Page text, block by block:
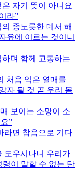
자기 뜻이 아니요
라
종노릇한 데서 해
유에 이르는 것이니
며 함께 고통하는
처음 익은 열매를
자 될 것 곧 우리 몸
보이는 소망이 소
라면 참음으로 기다
도우시나니 우리가
이 말할 수 없는 탄